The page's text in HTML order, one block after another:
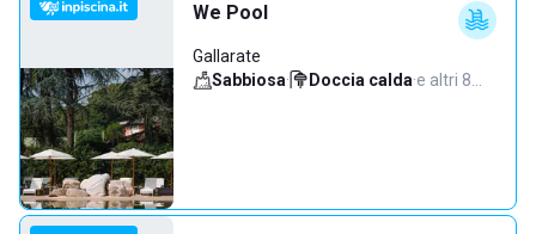
We Pool
Gallarate
Sabbiosa· Doccia calda·e altri 8…